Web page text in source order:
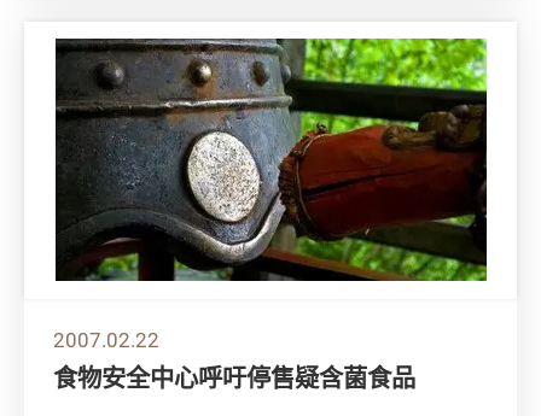
2007.02.22
食物安全中心呼吁停售疑含菌食品